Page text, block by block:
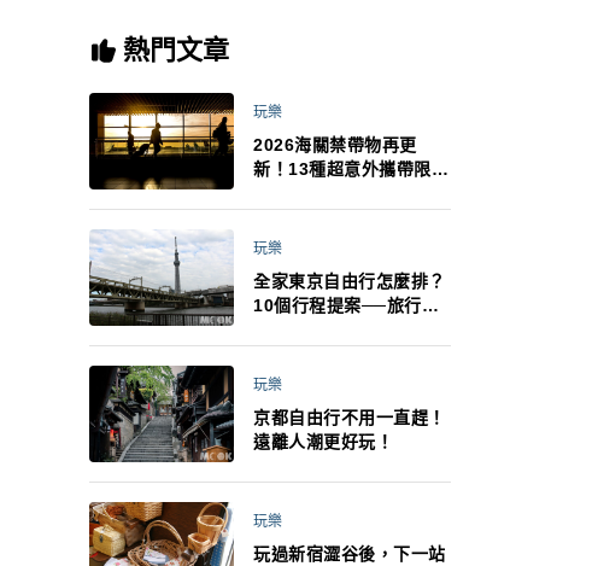
熱門文章
玩樂
2026海關禁帶物再更
新！13種超意外攜帶限
最高還罰百萬！注意事項
玩樂
全家東京自由行怎麼排？
10個行程提案──旅行不
法！
玩樂
京都自由行不用一直趕！
遠離人潮更好玩！
玩樂
玩過新宿澀谷後，下一站